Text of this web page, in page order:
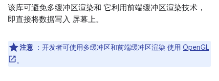
该库可避免多缓冲区渲染和 它利用前端缓冲区渲染技术，
即直接将数据写入 屏幕上。
注意 ：开发者可使用多缓冲区和前端缓冲区渲染 使用 OpenGL
。